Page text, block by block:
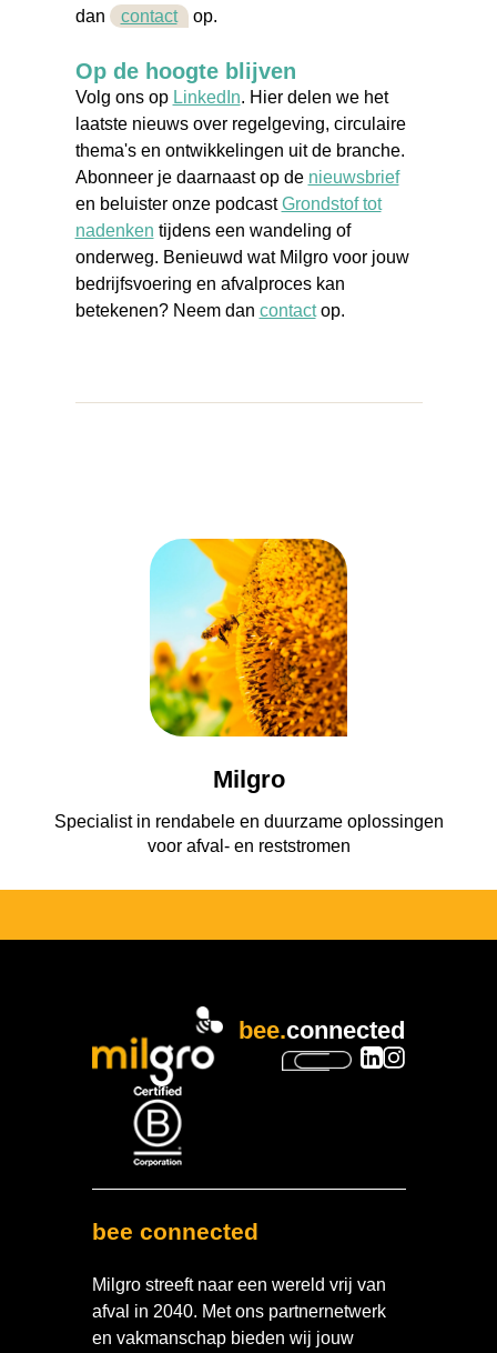
dan
contact op.
Op de hoogte blijven
Volg ons op LinkedIn. Hier delen we het
laatste nieuws over regelgeving, circulaire
thema's en ontwikkelingen uit de branche.
Abonneer je daarnaast op de nieuwsbrief
en beluister onze podcastGrondstof tot
nadenken tijdens een wandeling of
onderweg. Benieuwd wat Milgro voor jouw
bedrijfsvoering en afvalproces kan
betekenen? Neem dan contactop.
Milgro
Specialist in rendabele en duurzame oplossingen
voor afval- en reststromen
bee.connected
bee connected
Milgro streeft naar een wereld vrij van
afval in 2040. Met ons partnernetwerk
en vakmanschap bieden wij jouw